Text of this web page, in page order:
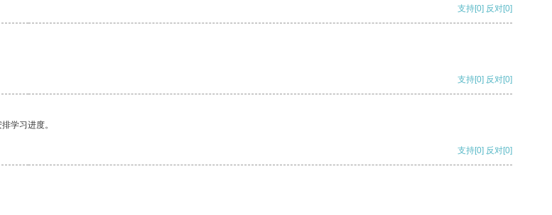
支持[0] 反对[0]
支持[0] 反对[0]
学习进度。
支持[0] 反对[0]